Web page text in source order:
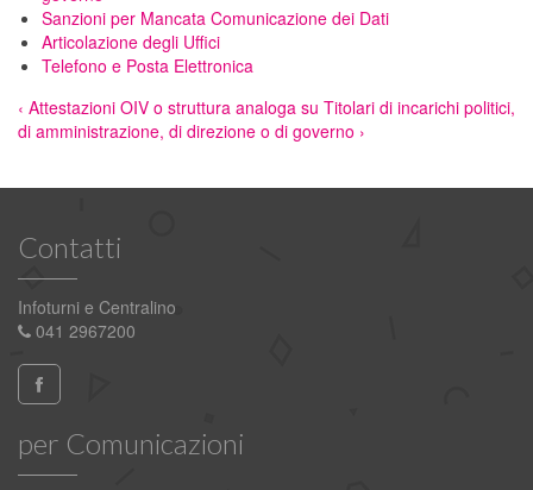
Sanzioni per Mancata Comunicazione dei Dati
Articolazione degli Uffici
Telefono e Posta Elettronica
‹ Attestazioni OIV o struttura analoga su Titolari di incarichi politici,
di amministrazione, di direzione o di governo ›
Contatti
Infoturni e Centralino
041 2967200
per Comunicazioni